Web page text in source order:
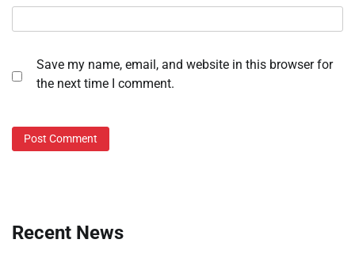
Save my name, email, and website in this browser for
the next time I comment.
Recent News